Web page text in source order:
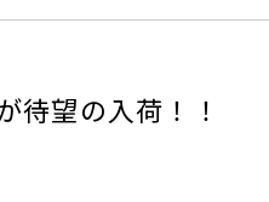
待望の入荷！！